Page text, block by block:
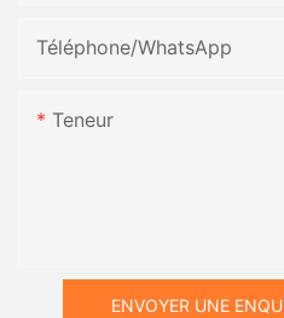
Téléphone/WhatsApp
Teneur
ENVOYER UNE